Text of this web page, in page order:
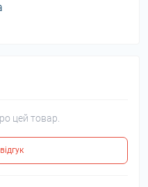
цей товар.